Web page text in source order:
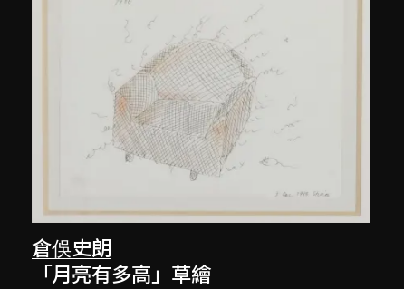
倉俁史朗
「月亮有多高」草繪